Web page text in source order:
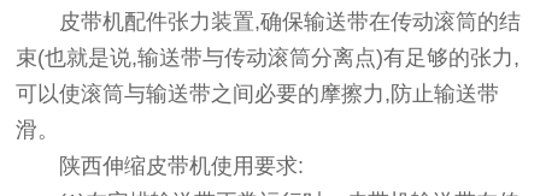
皮带机配件张力装置,确保输送带在传动滚筒的结
束(也就是说,输送带与传动滚筒分离点)有足够的张力,
可以使滚筒与输送带之间必要的摩擦力,防止输送带
滑。
陕西伸缩皮带机使用要求: